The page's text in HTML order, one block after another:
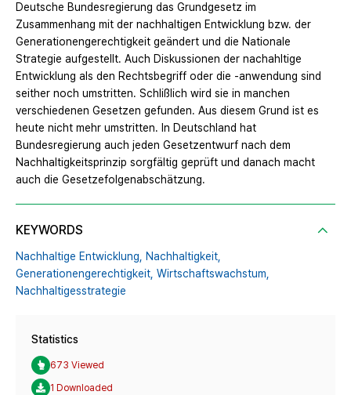
Deutsche Bundesregierung das Grundgesetz im
Zusammenhang mit der nachhaltigen Entwicklung bzw. der
Generationengerechtigkeit geändert und die Nationale
Strategie aufgestellt. Auch Diskussionen der nachahltige
Entwicklung als den Rechtsbegriff oder die -anwendung sind
seither noch umstritten. Schlißlich wird sie in manchen
verschiedenen Gesetzen gefunden. Aus diesem Grund ist es
heute nicht mehr umstritten. In Deutschland hat
Bundesregierung auch jeden Gesetzentwurf nach dem
Nachhaltigkeitsprinzip sorgfältig geprüft und danach macht
auch die Gesetzefolgenabschätzung.
KEYWORDS
Nachhaltige Entwicklung, Nachhaltigkeit,
Generationengerechtigkeit, Wirtschaftswachstum,
Nachhaltigesstrategie
Statistics
673 Viewed
1 Downloaded